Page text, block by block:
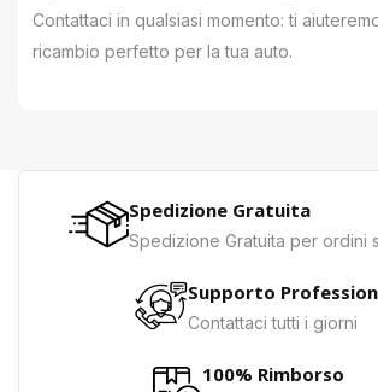
Contattaci in qualsiasi momento: ti
ricambio perfetto per la tua auto.
Spedizione Gratuita
Spedizione Gratuita per ordini
Supporto
Contattaci tutti i giorni
100% Rimborso